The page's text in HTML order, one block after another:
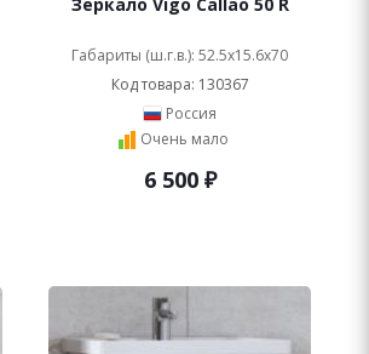
Габариты (ш.г.в.): 52.5x15.6x70
Код товара: 130367
Россия
Очень мало
6 500₽